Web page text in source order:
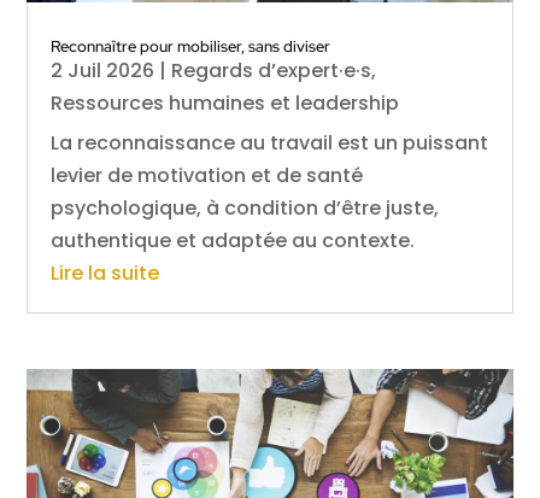
Reconnaître pour mobiliser, sans diviser
2 Juil 2026 | Regards d’expert·e·s,
Ressources humaines et leadership
La reconnaissance au travail est un puissant
levier de motivation et de santé
psychologique, à condition d’être juste,
authentique et adaptée au contexte.
Lire la suite